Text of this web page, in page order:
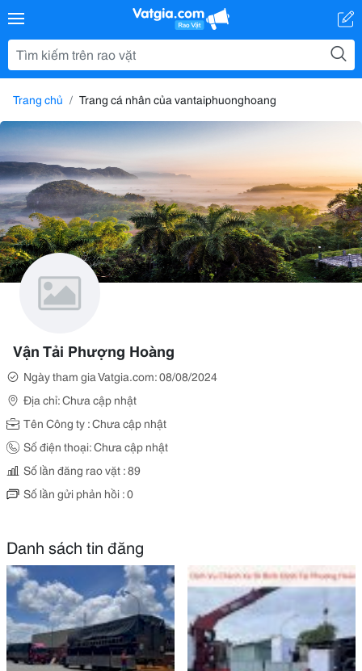
Trang chủ Trang cá nhân của vantaiphuonghoang
Vận Tải Phượng Hoàng
Ngày tham gia Vatgia.com: 08/08/2024
Địa chỉ: Chưa cập nhật
Tên Công ty : Chưa cập nhật
Số điện thoại: Chưa cập nhật
Số lần đăng rao vặt : 89
Số lần gửi phản hồi : 0
Danh sách tin đăng